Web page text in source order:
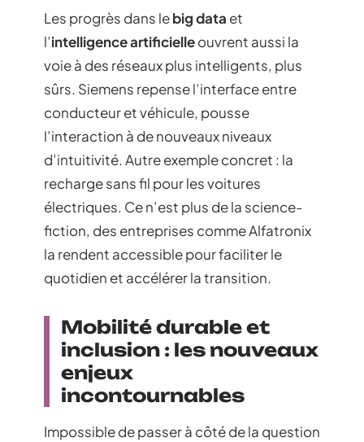
Les progrès dans lebig data et
l’intelligence artificielleouvrent aussi la
voie à des réseaux plus intelligents, plus
sûrs. Siemens repense l’interface entre
conducteur et véhicule, pousse
l’interaction à de nouveaux niveaux
d’intuitivité. Autre exemple concret : la
recharge sans fil pour les voitures
électriques. Ce n’est plus de la science-
fiction, des entreprises comme Alfatronix
la rendent accessible pour faciliter le
quotidien et accélérer la transition.
Mobilité durable et
inclusion : les nouveaux
enjeux
incontournables
Impossible de passer à côté de la question